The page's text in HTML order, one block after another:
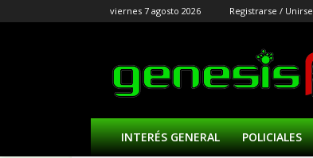
viernes 7 agosto 2026 Registrarse / Unirse
INTERÉS GENERAL POLICIALES